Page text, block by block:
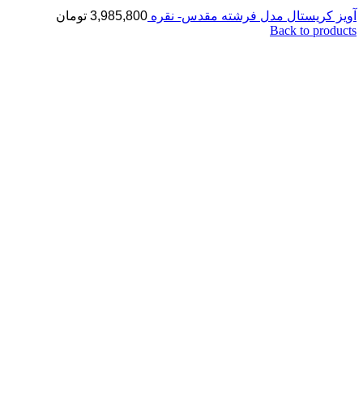
آویز کریستال مدل فرشته مقدس- نقره 3,985,800 تومان
Back to products